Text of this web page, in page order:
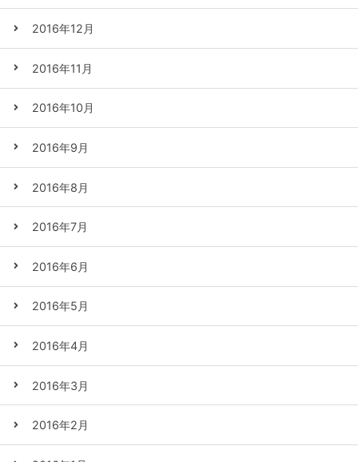
2016年12月
2016年11月
2016年10月
2016年9月
2016年8月
2016年7月
2016年6月
2016年5月
2016年4月
2016年3月
2016年2月